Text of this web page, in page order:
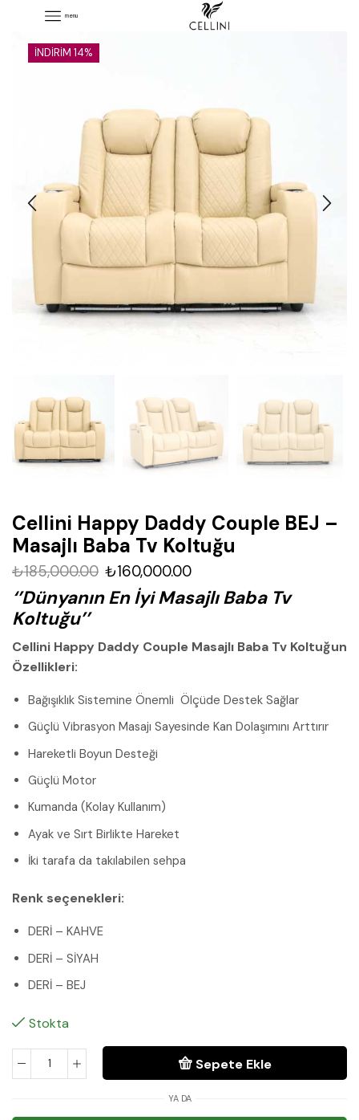
menu
İNDIRIM 14%
Cellini Happy Daddy Couple BEJ –
Masajlı Baba Tv Koltuğu
₺185,000.00 ₺160,000.00
‘’Dünyanın En İyi Masajlı Baba Tv
Koltuğu’’
Cellini Happy Daddy Couple Masajlı Baba Tv Koltuğun
Özellikleri:
Bağışıklık Sistemine Önemli Ölçüde Destek Sağlar
Güçlü Vibrasyon Masajı Sayesinde Kan Dolaşımını Arttırır
Hareketli Boyun Desteği
Güçlü Motor
Kumanda (Kolay Kullanım)
Ayak ve Sırt Birlikte Hareket
İki tarafa da takılabilen sehpa
Renk seçenekleri:
DERİ – KAHVE
DERİ – SİYAH
DERİ – BEJ
Stokta
Sepete Ekle
YA DA